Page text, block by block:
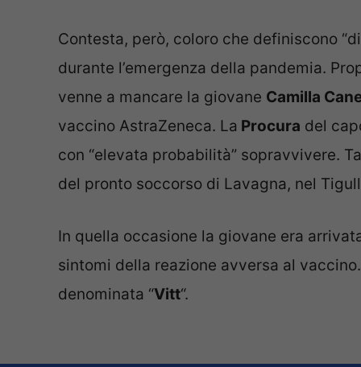
Contesta, però, coloro che definiscono
durante l’emergenza della pandemia.
venne a mancare la giovane Camilla
vaccino AstraZeneca. La Procura del
con “elevata probabilità” sopravvivere.
del pronto soccorso di Lavagna, nel
In quella occasione la giovane era
sintomi della reazione avversa al
denominata “Vitt“.